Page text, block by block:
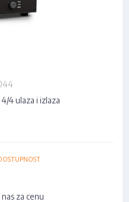
4 ulaza i izlaza
za cenu